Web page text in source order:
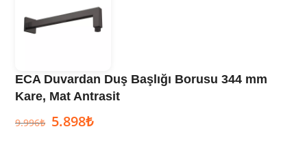
ECA Duvardan Duş Başlığı Borusu 344 mm
Kare, Mat Antrasit
9.996₺ 5.898₺